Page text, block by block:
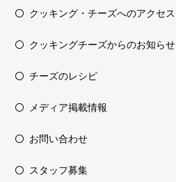
クッキング・チーズへのアクセス
クッキングチーズからのお知らせ
チーズのレシピ
メディア掲載情報
お問い合わせ
スタッフ募集